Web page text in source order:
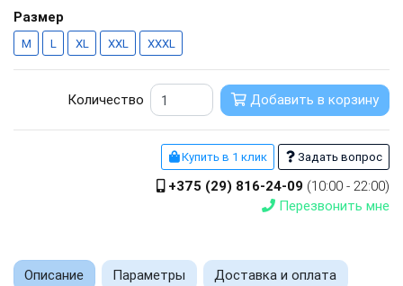
Размер
M L XL XXL XXXL
Количество Добавить в корзину
Купить в 1 клик Задать вопрос
+375 (29) 816-24-09 (10:00 - 22:00)
Перезвонить мне
Описание Параметры Доставка и оплата